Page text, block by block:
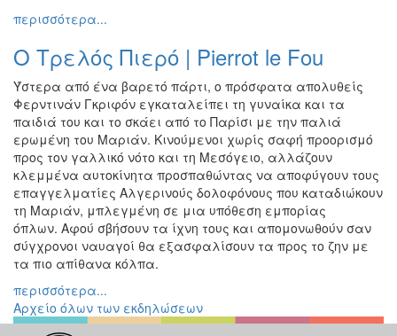
Ειδών
Συνέδρια
Ημερίδες
-
Διημερίδες
Σεμινάρια-
Διαλέξεις-
Ομιλίες
Διάφορες
Εκθέσεις
Εκδηλώσεις
για
Παιδιά
Άλλες
Εκδηλώσεις
περισσότερα...
Ο Τρελός Πιερό | Pierrot le Fou
Ύστερα από ένα βαρετό πάρτι, ο πρόσφατα απολυθείς
Φερντινάν Γκριφόν εγκαταλείπει τη γυναίκα και τα
παιδιά του και το σκάει από το Παρίσι με την παλιά
ερωμένη του Μαριάν. Κινούμενοι χωρίς σαφή προορισμό
προς τον γαλλικό νότο και τη Μεσόγειο, αλλάζουν
κλεμμένα αυτοκίνητα προσπαθώντας να αποφύγουν τους
επαγγελματίες Αλγερινούς δολοφόνους που καταδιώκουν
τη Μαριάν, μπλεγμένη σε μια υπόθεση εμπορίας
όπλων. Αφού σβήσουν τα ίχνη τους και απομονωθούν σαν
σύγχρονοι ναυαγοί θα εξασφαλίσουν τα προς το ζην με
τα πιο απίθανα κόλπα.
περισσότερα...
Αρχείο όλων των εκδηλώσεων